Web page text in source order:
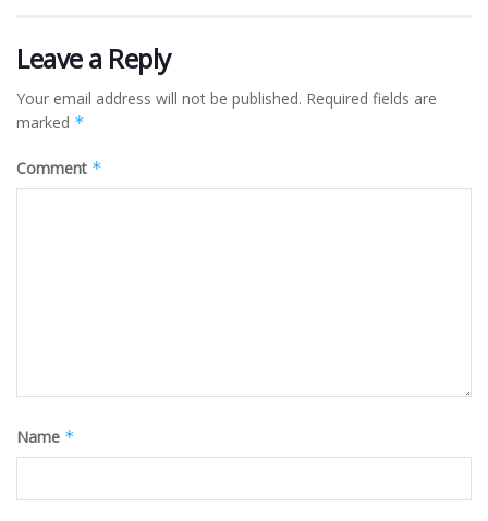
Leave a Reply
Your email address will not be published. Required fields are
marked *
Comment *
Name *